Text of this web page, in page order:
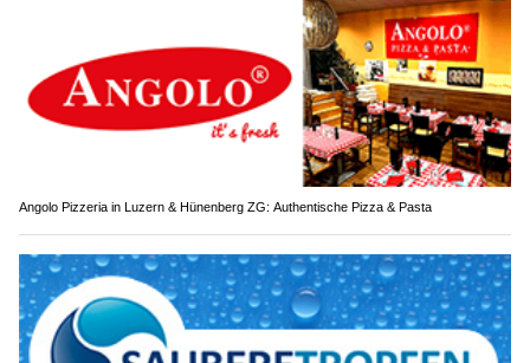
Angolo Pizzeria in Luzern & Hünenberg ZG: Authentische Pizza & Pasta